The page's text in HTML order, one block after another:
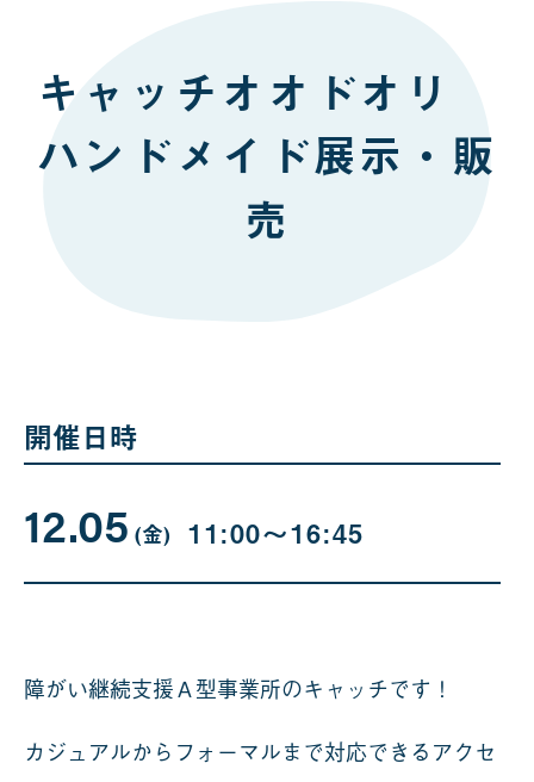
キャッチオオドオリ
ハンドメイド展示・販
売
開催日時
12.05月
日
(金日
) 11:00〜16:45
障がい継続支援Ａ型事業所のキャッチです！
カジュアルからフォーマルまで対応できるアクセ